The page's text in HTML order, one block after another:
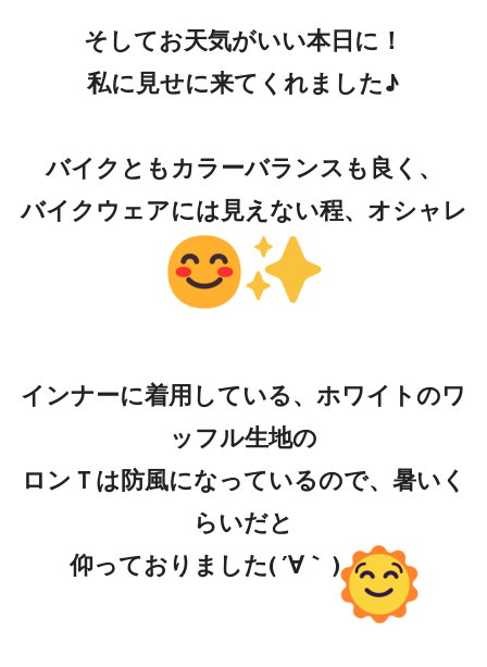
そしてお天気がいい本日に！
私に見せに来てくれました♪
バイクともカラーバランスも良く、
バイクウェアには見えない程、オシャレ
インナーに着用している、ホワイトのワ
ッフル生地の
ロンＴは防風になっているので、暑いく
らいだと
仰っておりました( ´∀｀ )